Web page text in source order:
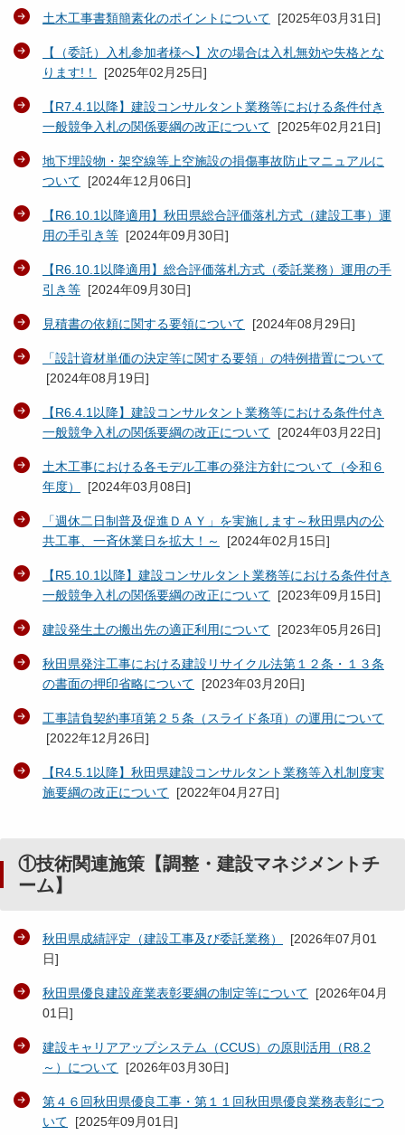
土木工事書類簡素化のポイントについて [2025年03月31日]
【（委託）入札参加者様へ】次の場合は入札無効や失格とな
ります!！
[2025年02月25日]
【R7.4.1以降】建設コンサルタント業務等における条件付き
一般競争入札の関係要綱の改正について [2025年02月21日]
地下埋設物・架空線等上空施設の損傷事故防止マニュアルに
ついて [2024年12月06日]
【R6.10.1以降適用】秋田県総合評価落札方式（建設工事）運
用の手引き等 [2024年09月30日]
【R6.10.1以降適用】総合評価落札方式（委託業務）運用の手
引き等 [2024年09月30日]
見積書の依頼に関する要領について [2024年08月29日]
「設計資材単価の決定等に関する要領」の特例措置について
[2024年08月19日]
【R6.4.1以降】建設コンサルタント業務等における条件付き
一般競争入札の関係要綱の改正について [2024年03月22日]
土木工事における各モデル工事の発注方針について（令和６
年度）
[2024年03月08日]
「週休二日制普及促進ＤＡＹ」を実施します～秋田県内の公
共工事、一斉休業日を拡大！～
[2024年02月15日]
【R5.10.1以降】建設コンサルタント業務等における条件付き
一般競争入札の関係要綱の改正について [2023年09月15日]
建設発生土の搬出先の適正利用について [2023年05月26日]
秋田県発注工事における建設リサイクル法第１２条・１３条
の書面の押印省略について [2023年03月20日]
工事請負契約事項第２５条（スライド条項）の運用について
[2022年12月26日]
【R4.5.1以降】秋田県建設コンサルタント業務等入札制度実
施要綱の改正について [2022年04月27日]
①技術関連施策【調整・建設マネジメントチ
ーム】
秋田県成績評定（建設工事及び委託業務） [2026年07月01
日]
秋田県優良建設産業表彰要綱の制定等について [2026年04月
01日]
建設キャリアアップシステム（CCUS）の原則活用（R8.2
～）について [2026年03月30日]
第４６回秋田県優良工事・第１１回秋田県優良業務表彰につ
いて [2025年09月01日]